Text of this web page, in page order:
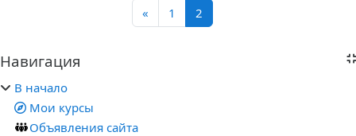
«Предыдущая страница
1 Страница 1
2Страница 2
Блоки
Пропустить Навигация
Навигация
В начало
Мои курсы
Объявления сайта